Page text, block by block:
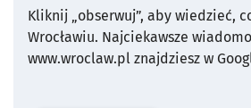
Kliknij „obserwuj”, aby wiedzieć,
Wrocławiu. Najciekawsze
www.wroclaw.pl znajdziesz w